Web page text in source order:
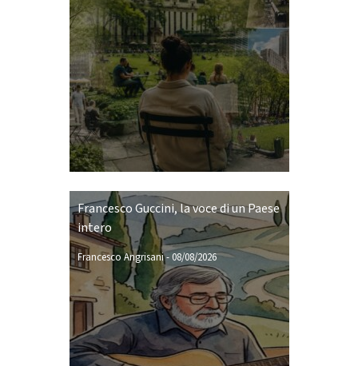
Francesco Guccini, la voce di un Paese
intero
Francesco Angrisani-08/08/2026